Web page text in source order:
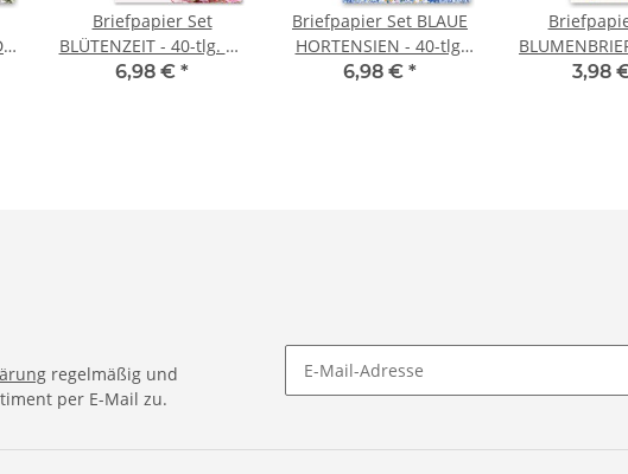
Briefpapier Set
BLÜTENZEIT - 40-tlg. DL
(ohne Fenster)
6,98 € *
Briefpapier Set BLAUE
HORTENSIEN - 40-tlg.
DL (ohne Fenster)
6,98 € *
DL (ohne
3,98
regelmäßig und
per E-Mail zu.